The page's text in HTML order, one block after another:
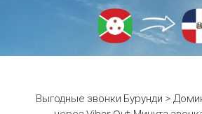
Выгодные звонки Бурунди >